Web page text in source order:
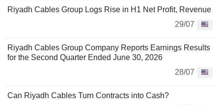
Riyadh Cables Group Logs Rise in H1 Net Profit, Revenue
29/07
Riyadh Cables Group Company Reports Earnings Results
for the Second Quarter Ended June 30, 2026
28/07
Can Riyadh Cables Turn Contracts into Cash?